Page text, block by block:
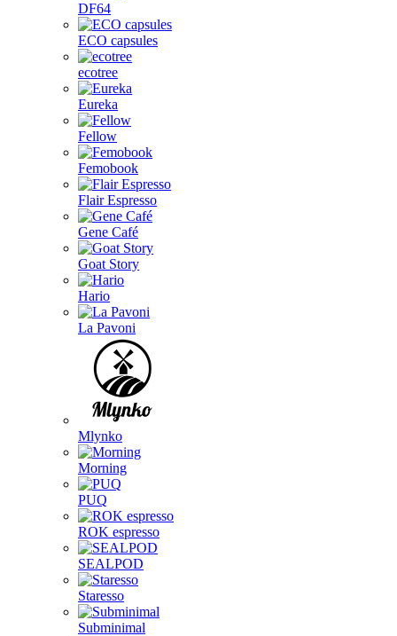
DF64
ECO capsules
ecotree
Eureka
Fellow
Femobook
Flair Espresso
Gene Café
Goat Story
Hario
La Pavoni
Mlynko
Morning
PUQ
ROK espresso
SEALPOD
Staresso
Subminimal